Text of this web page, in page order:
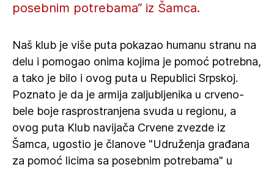
posebnim potrebama“ iz Šamca.
Naš klub je više puta pokazao humanu stranu na
delu i pomogao onima kojima je pomoć potrebna,
a tako je bilo i ovog puta u Republici Srpskoj.
Poznato je da je armija zaljubljenika u crveno-
bele boje rasprostranjena svuda u regionu, a
ovog puta Klub navijača Crvene zvezde iz
Šamca, ugostio je članove "Udruženja građana
za pomoć licima sa posebnim potrebama" u